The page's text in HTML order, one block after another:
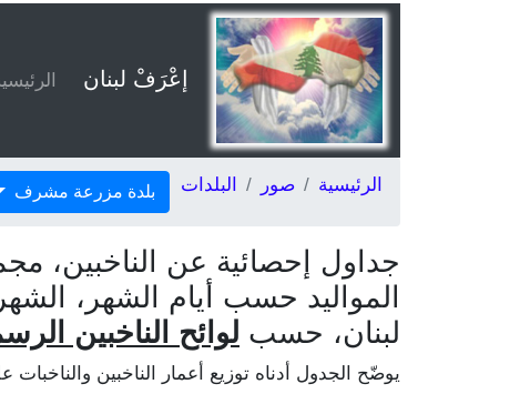
إعْرَفْ لبنان
الرئيسية صور البلدات بلدة مزرعة مشرف
جداول إحصائية عن الناخبين،
المواليد حسب أيام الشهر،
لبنان، حسب لوائح الناخبين
يوضّح الجدول أدناه توزيع أعمار الناخبين